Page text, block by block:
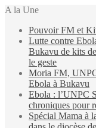
A la Une
Pouvoir FM et
Lutte contre
Bukavu de kits
le geste
Moria FM,
Ebola à Bukavu
Ebola : l’UNPC
chroniques pour
Spécial Mama à